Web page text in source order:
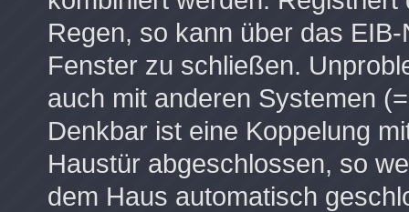
Regen, so kann über das
Fenster zu schließen.
auch mit anderen Systemen
Denkbar ist eine Koppelung
Haustür abgeschlossen, so
dem Haus automatisch